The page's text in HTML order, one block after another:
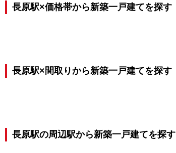
長原駅×価格帯から新築一戸建てを探す
長原駅×間取りから新築一戸建てを探す
長原駅の周辺駅から新築一戸建てを探す